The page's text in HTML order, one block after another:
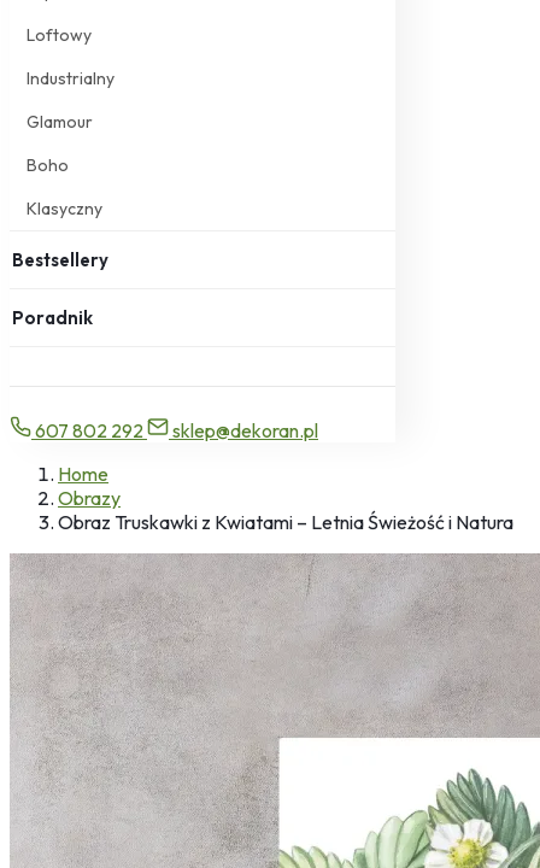
Loftowy
Industrialny
Glamour
Boho
Klasyczny
Bestsellery
Poradnik
607 802 292
sklep@dekoran.pl
Home
Obrazy
Obraz Truskawki z Kwiatami – Letnia Świeżość i Natura